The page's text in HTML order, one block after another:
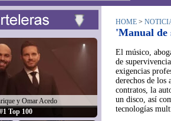
y Omar Acedo
#1 Top 100
HOME >
'Manual de
El músico,
de
exigencias
derechos de los
contratos, la
un disco, así
tecnologías